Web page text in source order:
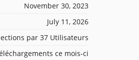
November 30, 2023
July 11, 2026
par 37 Utilisateurs
ce mois-ci